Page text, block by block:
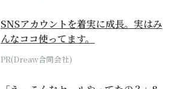
SNSアカウントを着実に成長。実はみ
んなココ使ってます。
PR(Dreaw合同会社)